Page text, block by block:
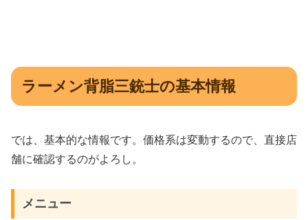
ラーメン背脂三銃士の基本情報
では、基本的な情報です。価格系は変動するので、直接店
舗に確認するのがよろし。
メニュー